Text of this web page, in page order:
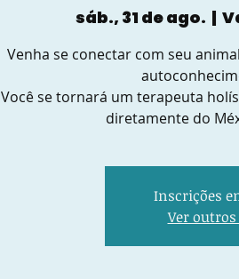
sáb., 31 de ago.
  |
Venha se conectar com seu
Você se tornará um terapeuta
diretamente do
Inscrições
Ver